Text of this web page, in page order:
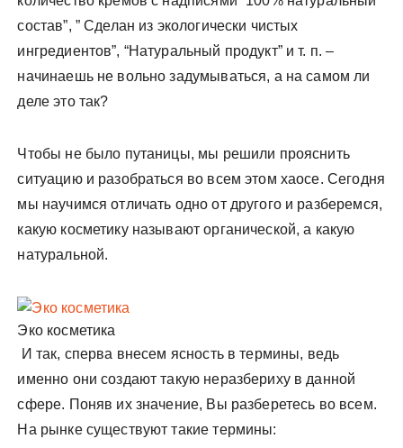
состав”, ” Сделан из экологически чистых
ингредиентов”, “Натуральный продукт” и т. п. –
начинаешь не вольно задумываться, а на самом ли
деле это так?
Чтобы не было путаницы, мы решили прояснить
ситуацию и разобраться во всем этом хаосе. Сегодня
мы научимся отличать одно от другого и разберемся,
какую косметику называют органической, а какую
натуральной.
Эко косметика
И так, сперва внесем ясность в термины, ведь
именно они создают такую неразбериху в данной
сфере. Поняв их значение, Вы разберетесь во всем.
На рынке существуют такие термины: